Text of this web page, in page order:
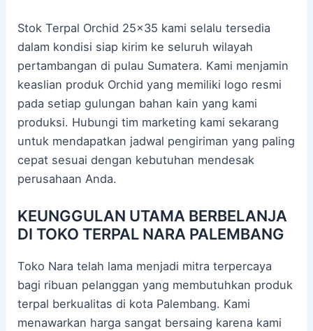
Stok Terpal Orchid 25×35 kami selalu tersedia
dalam kondisi siap kirim ke seluruh wilayah
pertambangan di pulau Sumatera. Kami menjamin
keaslian produk Orchid yang memiliki logo resmi
pada setiap gulungan bahan kain yang kami
produksi. Hubungi tim marketing kami sekarang
untuk mendapatkan jadwal pengiriman yang paling
cepat sesuai dengan kebutuhan mendesak
perusahaan Anda.
KEUNGGULAN UTAMA BERBELANJA
DI TOKO TERPAL NARA PALEMBANG
Toko Nara telah lama menjadi mitra terpercaya
bagi ribuan pelanggan yang membutuhkan produk
terpal berkualitas di kota Palembang. Kami
menawarkan harga sangat bersaing karena kami